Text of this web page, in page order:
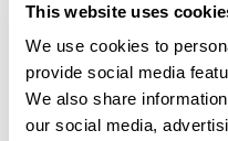
This website uses
We use cookies to
provide social media
We also share
our social media,